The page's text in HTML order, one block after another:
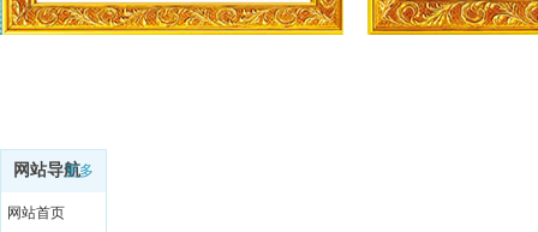
网站导航更多
网站首页